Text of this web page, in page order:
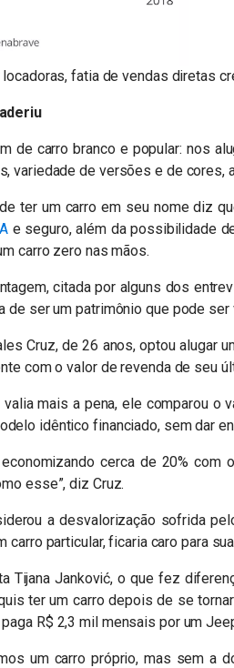
fatia de vendas diretas
de carro branco e popular: nos
variedade de versões e de cores,
ter um carro em seu nome diz
e seguro, além da possibilidade
carro zero nas mãos.
citada por alguns dos
de ser um patrimônio que pode
Cruz, de 26 anos, optou alugar
com o valor de revenda de seu
mais a pena, ele comparou o
idêntico financiado, sem dar
cerca de 20%
esse”, diz Cruz.
a desvalorização sofrida
particular, ficaria caro para
Tijana Janković, o que fez
ter um carro depois de se
R$ 2,3 mil mensais por um
um carro próprio, mas sem a